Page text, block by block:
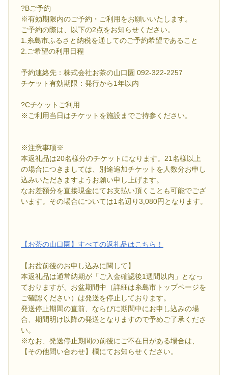
?Bご予約
※有効期限内のご予約・ご利用をお願いいたします。
ご予約の際は、以下の2点をお知らせください。
1.糸島市ふるさと納税を通してのご予約希望であること
2.ご希望の利用日程
予約連絡先：株式会社お茶の山口園 092-322-2257
チケット有効期限：発行から1年以内
?Cチケットご利用
※ご利用当日はチケットを施設までご持参ください。
※注意事項※
本返礼品は20名様分のチケットになります。21名様以上
の場合につきましては、別途追加チケットを人数分お申し
込みいただきますようお願い申し上げます。
なお差額分を直接現金にてお支払い頂くことも可能でござ
います。その場合については1名辺り3,080円となります。
【お茶の山口園】すべての返礼品はこちら！
【お盆前後のお申し込みに関して】
本返礼品は通常納期が「ご入金確認後1週間以内」となっ
ておりますが、お盆期間中（詳細は糸島市トップページを
ご確認ください）は発送を停止しております。
発送停止期間の直前、ならびに期間中にお申し込みの場
合、期間明け以降の発送となりますので予めご了承くださ
い。
※なお、発送停止期間の前後にご不在日がある場合は、
【その他問い合わせ】欄にてお知らせください。